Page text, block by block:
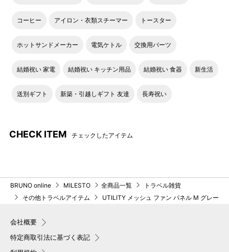
コーヒー アイロン・衣類スチーマー トースター
ホットサンドメーカー 電気ケトル 交換用パーツ
結婚祝い 家電 結婚祝い キッチン用品 結婚祝い 食器 新生活
送別ギフト 新築・引越しギフト 友達 長寿祝い
CHECK ITEM チェックしたアイテム
BRUNO online MILESTO 全商品一覧
トラベル雑貨
その他トラベルアイテム
UTILITY メッシュ ファン パネル M グレー
会社概要
特定商取引法に基づく表記